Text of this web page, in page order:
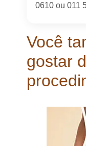
0610 ou 011
Você
gostar